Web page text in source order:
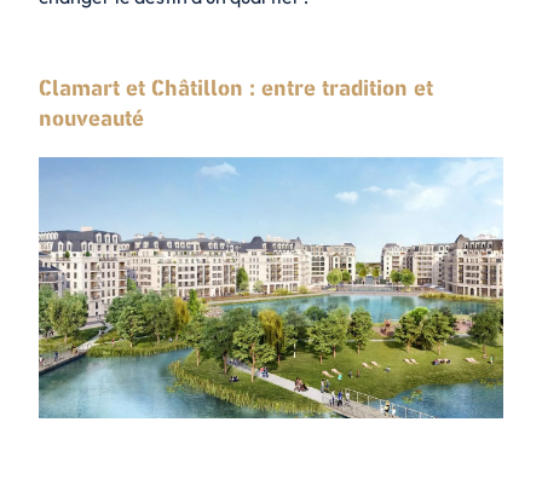
Clamart et Châtillon : entre tradition et
nouveauté